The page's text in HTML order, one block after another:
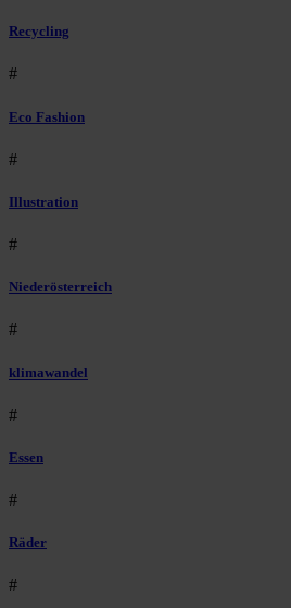
Recycling
#
Eco Fashion
#
Illustration
#
Niederösterreich
#
klimawandel
#
Essen
#
Räder
#